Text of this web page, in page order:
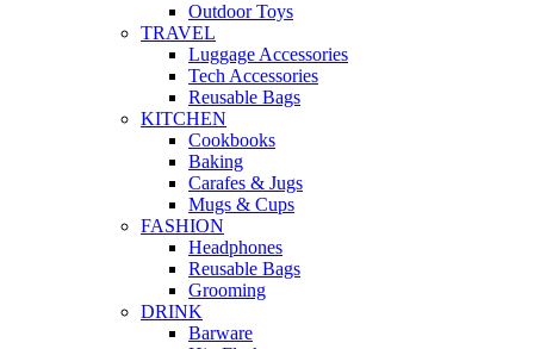
Outdoor Toys
TRAVEL
Luggage Accessories
Tech Accessories
Reusable Bags
KITCHEN
Cookbooks
Baking
Carafes & Jugs
Mugs & Cups
FASHION
Headphones
Reusable Bags
Grooming
DRINK
Barware